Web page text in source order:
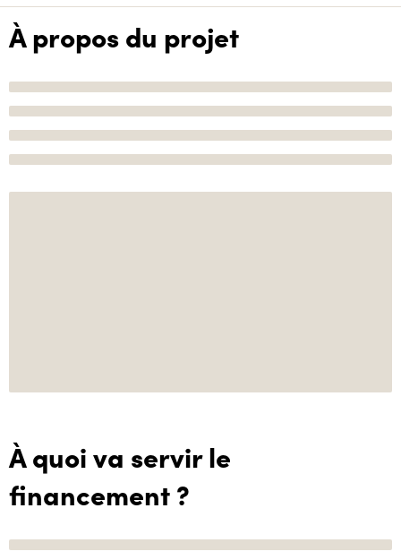
À propos du projet
À quoi va servir le
financement ?